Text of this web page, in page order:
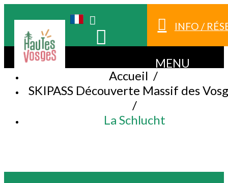
INFO /
MENU
Accueil /
SKIPASS Découverte Massif des
/
La Schlucht